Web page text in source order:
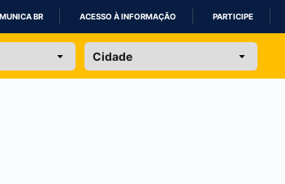
IR
BR ACESSO À INFORMAÇÃO PARTICIPE